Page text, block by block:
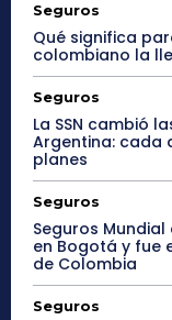
Seguros
Qué significa
colombiano la
Seguros
La SSN cambió
Argentina: cada
planes
Seguros
Seguros
en Bogotá y fue
de Colombia
Seguros